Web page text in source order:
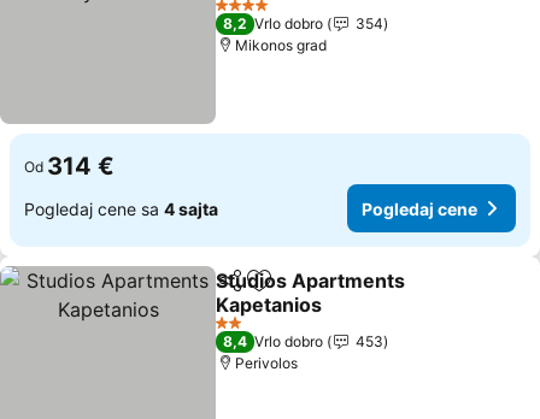
4 Zvezdice
8,2 Vrlo dobro
354
Mikonos grad
Od 314 €
Pogledaj cene sa 4 sajta Pogledaj cene
Deli Dodati u favorite
Studios Apartments
Kapetanios
2 Zvezdice
8,4 Vrlo dobro
453
Perivolos